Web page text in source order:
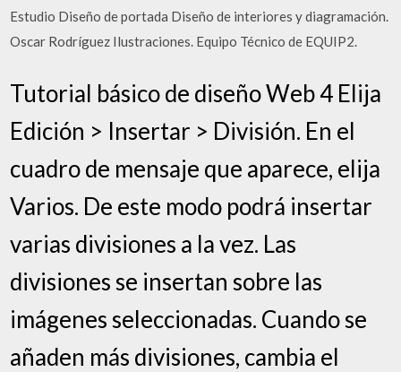
Estudio Diseño de portada Diseño de interiores y diagramación.
Oscar Rodríguez Ilustraciones. Equipo Técnico de EQUIP2.
Tutorial básico de diseño Web 4 Elija
Edición > Insertar > División. En el
cuadro de mensaje que aparece, elija
Varios. De este modo podrá insertar
varias divisiones a la vez. Las
divisiones se insertan sobre las
imágenes seleccionadas. Cuando se
añaden más divisiones, cambia el